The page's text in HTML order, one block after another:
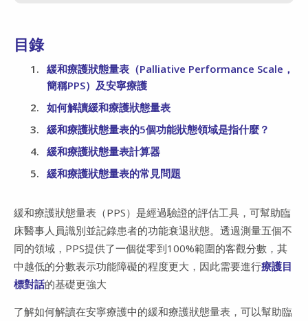
目錄
緩和療護狀態量表（Palliative Performance Scale，
簡稱PPS）及安寧療護
如何解讀緩和療護狀態量表
緩和療護狀態量表的5個功能狀態領域是指什麼？
緩和療護狀態量表計算器
緩和療護狀態量表的常見問題
緩和療護狀態量表（PPS）是經過驗證的評估工具，可幫助臨
床醫事人員識別並記錄患者的功能衰退狀態。透過測量五個不
同的領域， PPS提供了一個從零到100%範圍的客觀分數，其
中越低的分數表示功能障礙的程度更大，因此需要進行療護目
標對話的基礎更強大
了解如何解讀在安寧療護中的緩和療護狀態量表，可以幫助臨